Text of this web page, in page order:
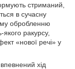
стриманий,
в сучасну
обробленню
ракурсу,
«нової речі» у
хід